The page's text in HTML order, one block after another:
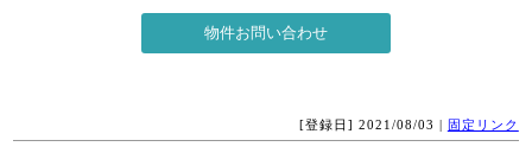
[登録日] 2021/08/03 | 固定リンク